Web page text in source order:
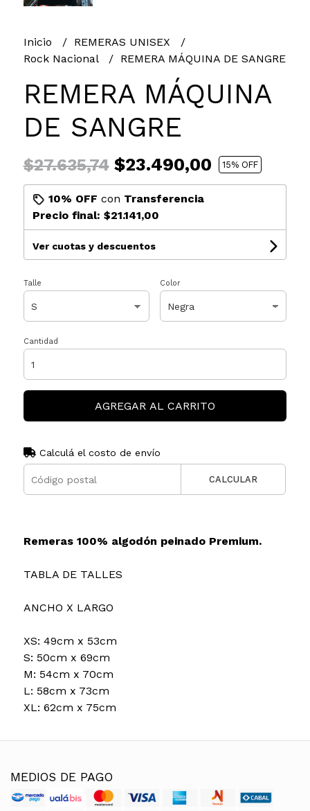
Inicio
REMERAS UNISEX
Rock Nacional
REMERA MÁQUINA DE SANGRE
REMERA MÁQUINA
DE SANGRE
$27.635,74$23.490,00 15% OFF
10% OFF con Transferencia
Precio final: $21.141,00
Ver cuotas y descuentos
Talle Color
Cantidad
AGREGAR AL CARRITO
Calculá el costo de envío
CALCULAR
Remeras 100% algodón peinado Premium.
TABLA DE TALLES
ANCHO X LARGO
XS: 49cm x 53cm
S: 50cm x 69cm
M: 54cm x 70cm
L: 58cm x 73cm
XL: 62cm x 75cm
MEDIOS DE PAGO